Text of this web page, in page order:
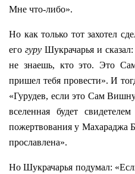
Мне что-либо».
Но как только тот захотел
его гуруШукрачарья и
не знаешь, кто это. Это
пришел тебя провести». И
«Гурудев, если это Сам
вселенная будет
пожертвования у Махараджа
прославлена».
Но Шукрачарья подумал: